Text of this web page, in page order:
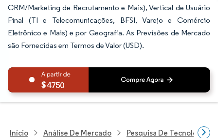
CRM/Marketing de Recrutamento e Mais), Vertical de Usuário
Final (TI e Telecomunicações, BFSI, Varejo e Comércio
Eletrônico e Mais) e por Geografia. As Previsões de Mercado
são Fornecidas em Termos de Valor (USD).
4750
Início Análise De Mercado Pesquisa De Tecnologia,